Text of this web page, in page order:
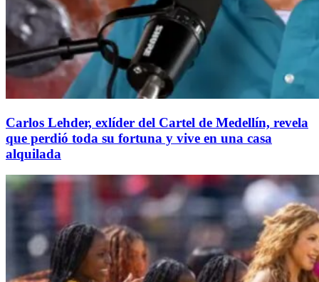
Carlos Lehder, exlíder del Cartel de Medellín, revela
que perdió toda su fortuna y vive en una casa
alquilada